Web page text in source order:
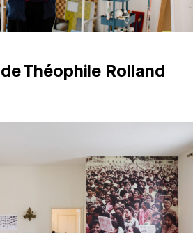
Théophile Rolland